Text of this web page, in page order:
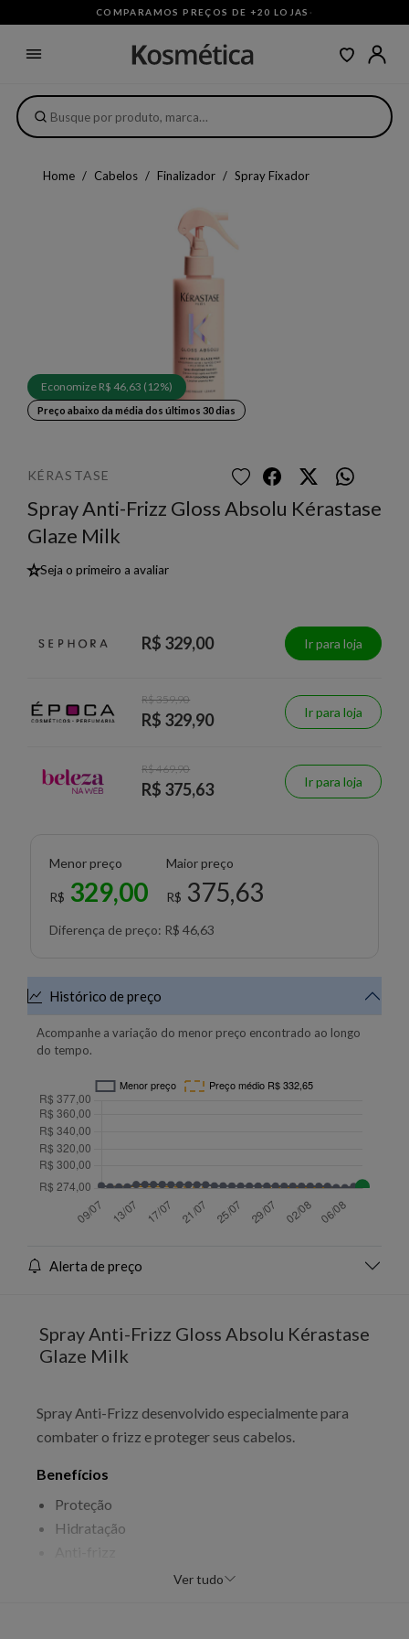
COMPARAMOS PREÇOS DE +20 LOJAS ·
Home Cabelos Finalizador Spray Fixador
Economize R$ 46,63 (12%)
Preço abaixo da média dos últimos 30 dias
KÉRASTASE
Spray Anti-Frizz Gloss Absolu Kérastase
Glaze Milk
★Seja o primeiro a avaliar
R$ 329,00 Ir para loja
R$ 359,90
R$ 329,90 Ir para loja
R$ 469,90
R$ 375,63 Ir para loja
Menor preço
R$ 329,00
Maior preço
R$ 375,63
Diferença de preço: R$ 46,63
Histórico de preço
Acompanhe a variação do menor preço encontrado ao longo
do tempo.
Alerta de preço
Spray Anti-Frizz Gloss Absolu Kérastase
Glaze Milk
Spray Anti-Frizz desenvolvido especialmente para
combater o frizz e proteger seus cabelos.
Benefícios
Proteção
Hidratação
Ver tudo